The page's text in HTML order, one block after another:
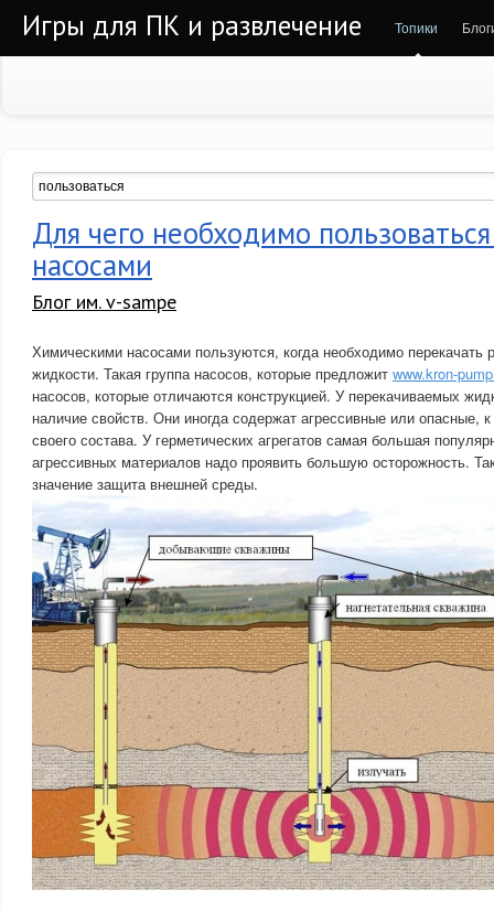
Игры для ПК и развлечение Топики
Для чего необходимо
насосами
Блог им. v-sampe
Химическими насосами пользуются, когда необходимо перекачать
жидкости. Такая группа насосов, которые предложит www.kron-
насосов, которые отличаются конструкцией. У перекачиваемых
наличие свойств. Они иногда содержат агрессивные или опасные,
своего состава. У герметических агрегатов самая большая
агрессивных материалов надо проявить большую осторожность.
значение защита внешней среды.